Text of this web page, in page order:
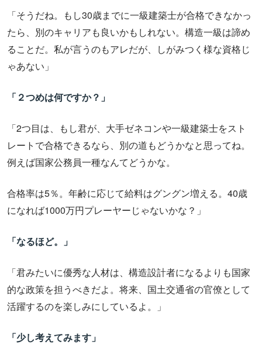
「そうだね。もし30歳までに一級建築士が合格できなかっ
たら、別のキャリアも良いかもしれない。構造一級は諦め
ることだ。私が言うのもアレだが、しがみつく様な資格じ
ゃあない」
「２つめは何ですか？」
「2つ目は、もし君が、大手ゼネコンや一級建築士をスト
レートで合格できるなら、別の道もどうかなと思ってね。
例えば国家公務員一種なんてどうかな。
合格率は5％。年齢に応じて給料はグングン増える。40歳
になれば1000万円プレーヤーじゃないかな？」
「なるほど。」
「君みたいに優秀な人材は、構造設計者になるよりも国家
的な政策を担うべきだよ。将来、国土交通省の官僚として
活躍するのを楽しみにしているよ。」
「少し考えてみます」